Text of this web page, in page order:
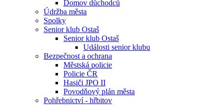
Domov důchodců
Údržba města
Spolky
Senior klub Ostaš
Senior klub Ostaš
Události senior klubu
Bezpečnost a ochrana
Městská policie
Policie ČR
Hasiči JPO II
Povodňový plán města
Pohřebnictví - hřbitov